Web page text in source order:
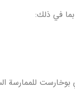
بما في ذلك:
للممارسة